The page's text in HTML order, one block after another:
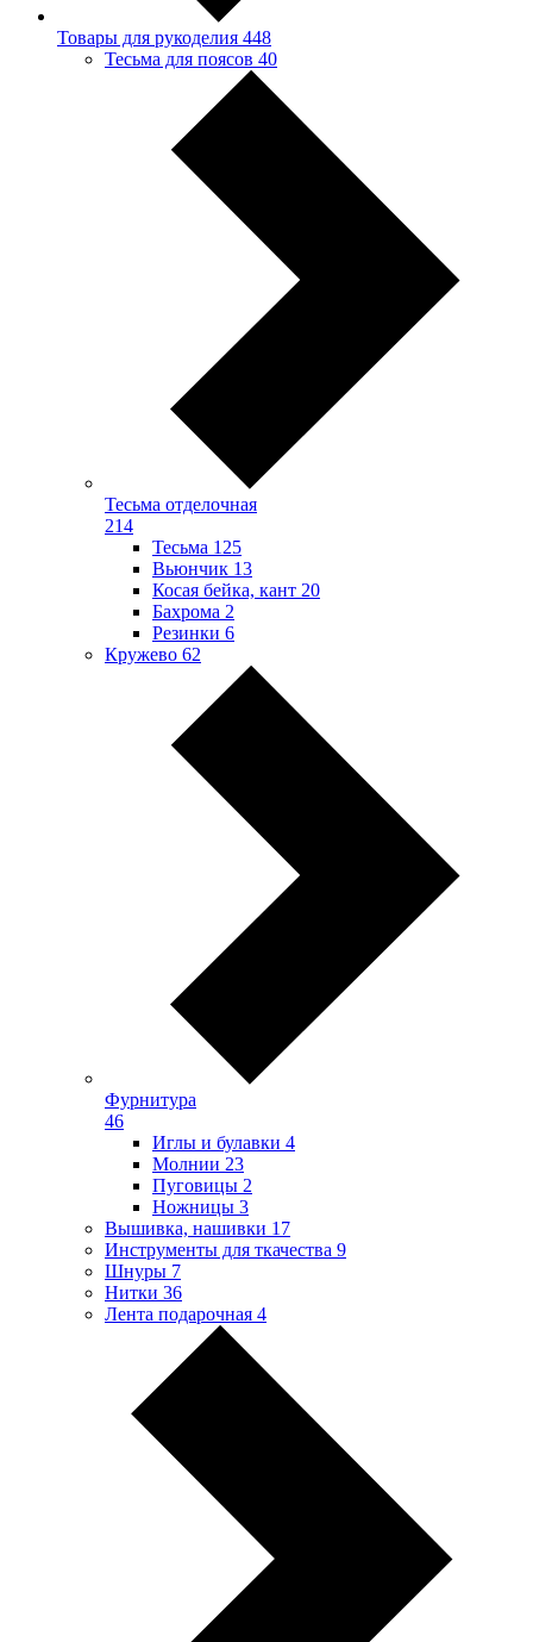
Товары для рукоделия 448
Тесьма для поясов 40
Тесьма отделочная
214
Тесьма 125
Вьюнчик 13
Косая бейка, кант 20
Бахрома 2
Резинки 6
Кружево 62
Фурнитура
46
Иглы и булавки 4
Молнии 23
Пуговицы 2
Ножницы 3
Вышивка, нашивки 17
Инструменты для ткачества 9
Шнуры 7
Нитки 36
Лента подарочная 4